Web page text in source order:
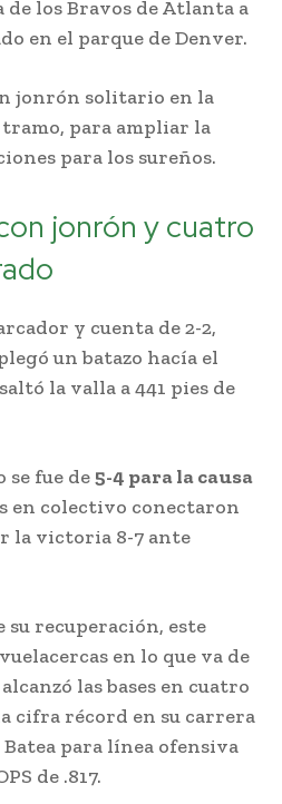
de los Bravos de Atlanta a
en el parque de Denver.
jonrón solitario en la
para ampliar la
para los sureños.
jonrón y cuatro
y cuenta de 2-2,
un batazo hacía el
la valla a 441 pies de
fue de5-4 para la causa
en colectivo conectaron
la victoria 8-7 ante
su recuperación, este
en lo que va de
las bases en cuatro
cifra récord en su carrera
Batea para línea ofensiva
de .817.